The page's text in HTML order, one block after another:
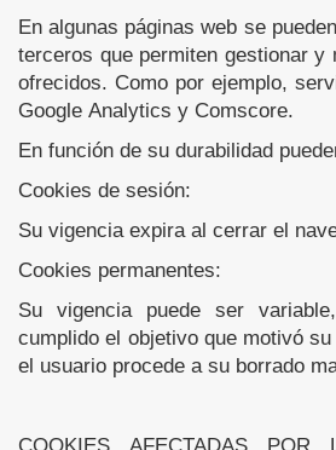
En algunas páginas web se
terceros que permiten gestionar y
ofrecidos. Como por ejemplo,
Google Analytics y Comscore.
En función de su durabilidad
Cookies de sesión:
Su vigencia expira al cerrar el
Cookies permanentes:
Su vigencia puede ser
cumplido el objetivo que motivó
el usuario procede a su borrado